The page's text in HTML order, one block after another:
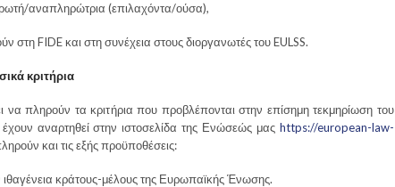
αναπληρώτρια (επιλαχόντα/ούσα),
στη FIDE και στη συνέχεια στους διοργανωτές του EULSS.
κριτήρια
να πληρούν τα κριτήρια που προβλέπονται στην επίσημη τεκμηρίωση του
αναρτηθεί στην ιστοσελίδα της Ενώσεώς μας https://european-law-
και τις εξής προϋποθέσεις:
ιθαγένεια κράτους-μέλους της Ευρωπαϊκής Ένωσης.